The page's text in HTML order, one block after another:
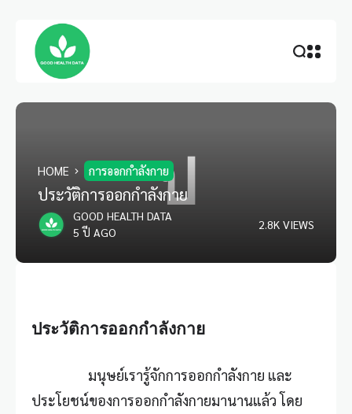
ป
HOME การออกกำลังกาย
ประวัติการออกกำลังกาย
GOOD HEALTH DATA
5 ปี AGO
2.8K VIEWS
ประวัติการออกกำลังกาย
มนุษย์เรารู้จักการออกกำลังกาย และ
ประโยชน์ของการออกกำลังกายมานานแล้ว โดย